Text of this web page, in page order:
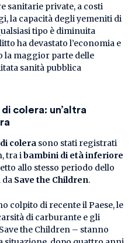
sanitarie private, a costi
la capacità degli yemeniti di
tipo è diminuita
ha devastato l’economia e
la maggior parte delle
sanità pubblica
colera: un’altra
colera sono stati registrati
tra i bambini di età inferiore
allo stesso periodo dello
da Save the Children.
colpito di recente il Paese, le
di carburante e gli
the Children – stanno